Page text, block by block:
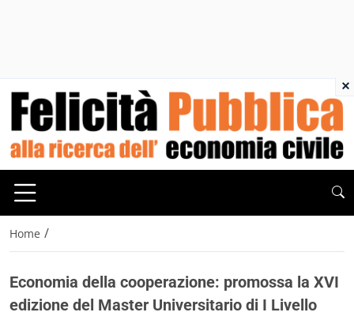
Home /
Economia della cooperazione: promossa la XVI
edizione del Master Universitario di I Livello
×